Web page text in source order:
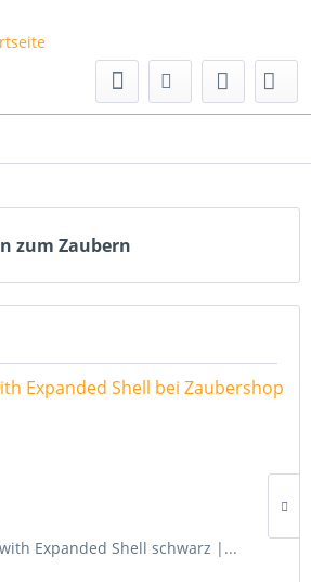
zum Zaubern
Expanded Shell schwarz |...